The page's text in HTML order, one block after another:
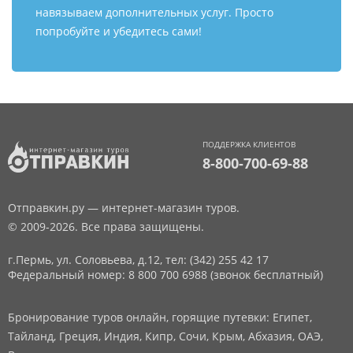
навязываем дополнительных услуг. Просто
попробуйте и убедитесь сами!
ПОДДЕРЖКА КЛИЕНТОВ
8-800-700-69-88
Отправкин.ру — интернет-магазин туров.
© 2009-2026. Все права защищены.
г.Пермь, ул. Соловьева, д.12, тел: (342) 255 42 17
Федеральный номер: 8 800 700 6988 (звонок бесплатный)
Бронирование туров онлайн, горящие путевки: Египет,
Тайланд, Греция, Индия, Кипр, Сочи, Крым, Абхазия, ОАЭ,